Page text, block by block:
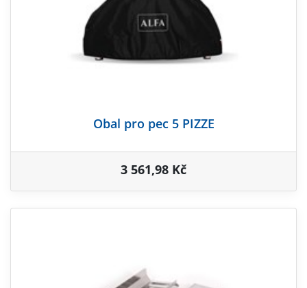
Obal pro pec 5 PIZZE
3 561,98 Kč